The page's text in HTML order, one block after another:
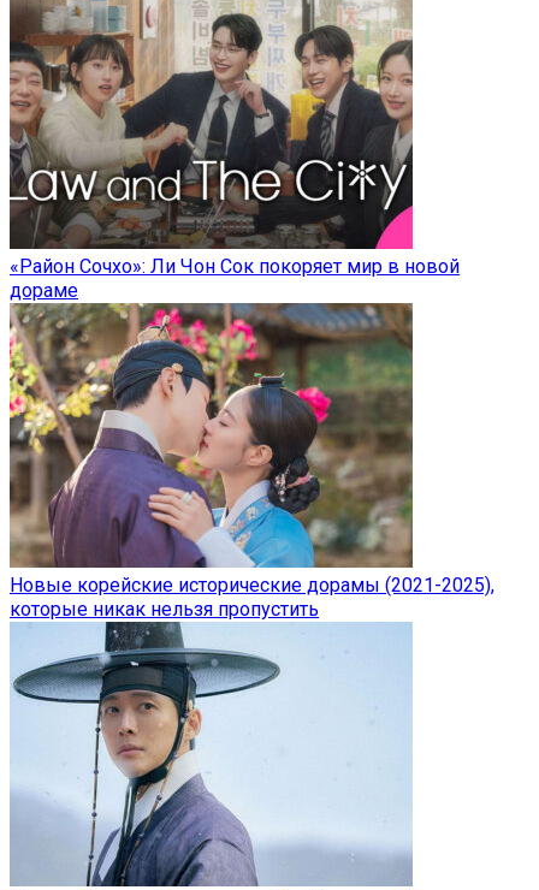
«Район Сочхо»: Ли Чон Сок покоряет мир в новой
дораме
Новые корейские исторические дорамы (2021-2025),
которые никак нельзя пропустить